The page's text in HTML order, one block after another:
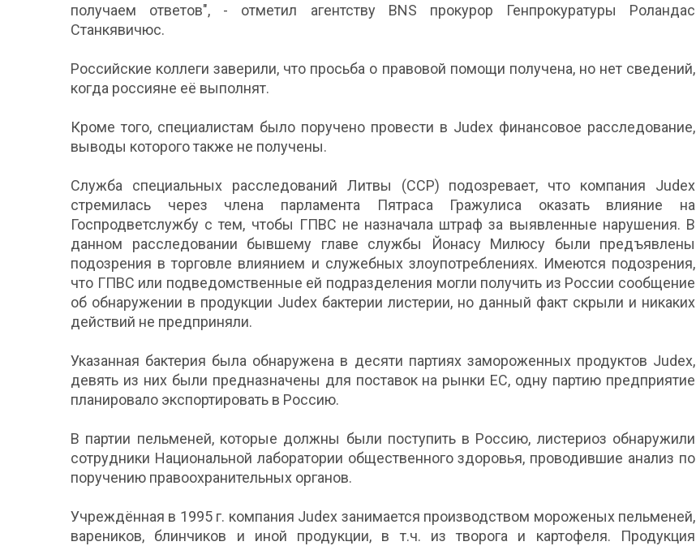
получаем ответов", - отметил агентству BNS прокурор Генпрокуратуры Роландас
Станкявичюс.
Российские коллеги заверили, что просьба о правовой помощи получена, но нет сведений,
когда россияне её выполнят.
Кроме того, специалистам было поручено провести в Judex финансовое расследование,
выводы которого также не получены.
Служба специальных расследований Литвы (ССР) подозревает, что компания Judex
стремилась через члена парламента Пятраса Гражулиса оказать влияние на
Госпродветслужбу с тем, чтобы ГПВС не назначала штраф за выявленные нарушения. В
данном расследовании бывшему главе службы Йонасу Милюсу были предъявлены
подозрения в торговле влиянием и служебных злоупотреблениях. Имеются подозрения,
что ГПВС или подведомственные ей подразделения могли получить из России сообщение
об обнаружении в продукции Judex бактерии листерии, но данный факт скрыли и никаких
действий не предприняли.
Указанная бактерия была обнаружена в десяти партиях замороженных продуктов Judex,
девять из них были предназначены для поставок на рынки ЕС, одну партию предприятие
планировало экспортировать в Россию.
В партии пельменей, которые должны были поступить в Россию, листериоз обнаружили
сотрудники Национальной лаборатории общественного здоровья, проводившие анализ по
поручению правоохранительных органов.
Учреждённая в 1995 г. компания Judex занимается производством мороженых пельменей,
вареников, блинчиков и иной продукции, в т.ч. из творога и картофеля. Продукция